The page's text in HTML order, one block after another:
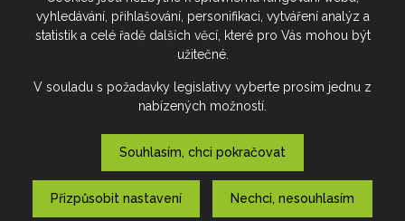
Email:fototrika@z55.cz
vyhledávání, přihlašování, personifikaci, vytváření analýz a
statistik a celé řadě dalších věcí, které pro Vás mohou být
užitečné.
V souladu s požadavky legislativy vyberte prosím jednu z
nabízených možností.
Souhlasím, chci pokračovat
Přizpůsobit nastavení Nechci, nesouhlasím